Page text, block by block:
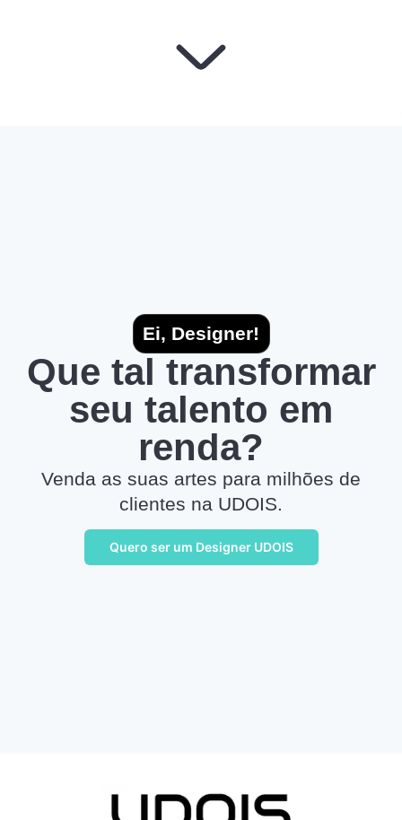
Ei, Designer!
Que tal transformar
seu talento em
renda?
Venda as suas artes para milhões de
clientes na UDOIS.
Quero ser um Designer UDOIS